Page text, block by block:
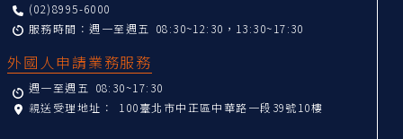
(02)8995-6000
服務時間：週一至週五 08:30~12:30，13:30~17:30
外國人申請業務服務
週一至週五 08:30~17:30
親送受理地址： 100臺北市中正區中華路一段39號10樓